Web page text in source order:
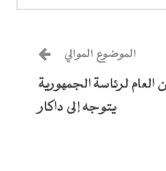
الإلكتروني
نافذة
جديدة)
الموضوع الموالي
العام لرئاسة الجمهورية
يتوجه إلى داكار